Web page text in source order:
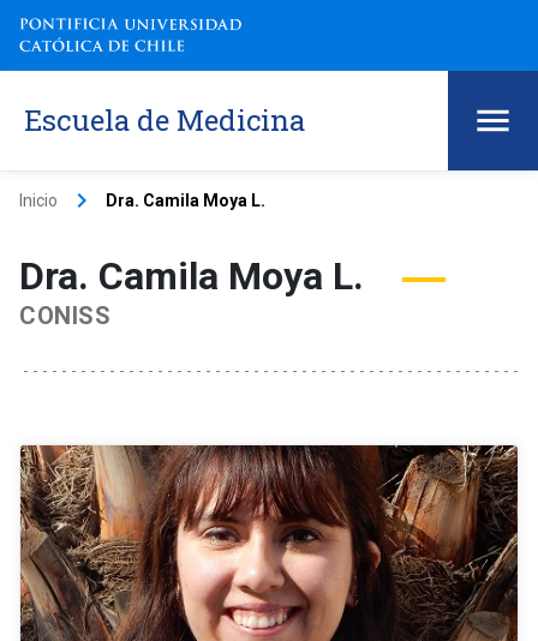
Escuela de Medicina
Inicio keyboard_arrow_right Dra. Camila Moya L.
Dra. Camila Moya L.
CONISS